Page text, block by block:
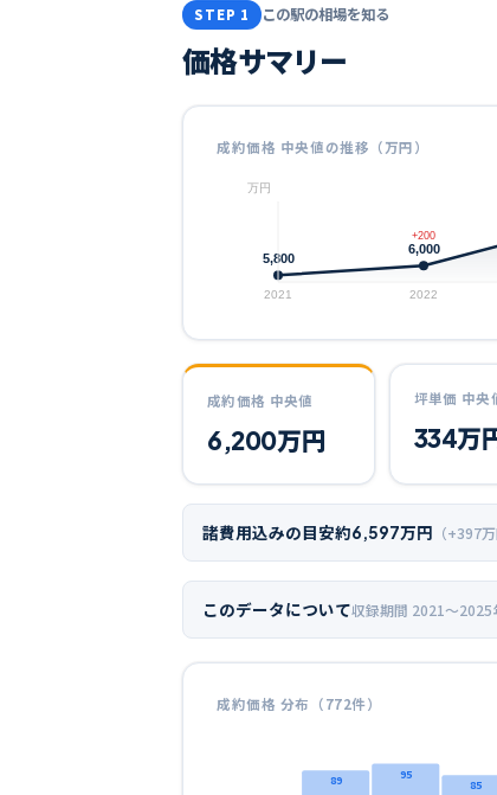
STEP 1 この駅の相場を知る
価格サマリー
成約価格 中央値の推移（万円）
万円
5,800
2021
6,000
+200
2022
成約価格 中央値
6,200万円
坪単価 中央
334万
諸費用込みの目安約6,597万円 （+397
このデータについて収録期間 2021〜2025
成約価格 分布（772件）
89 95
85